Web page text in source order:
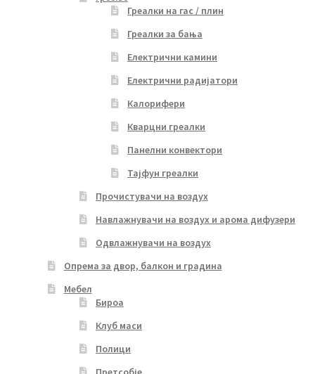
Греалки на гас / плин
Греалки за бања
Електрични камини
Електрични радијатори
Калорифери
Кварцни греалки
Панелни конвектори
Тајфун греалки
Прочистувачи на воздух
Навлажнувачи на воздух и арома дифузери
Одвлажнувачи на воздух
Опрема за двор, балкон и градина
Мебел
Бироа
Клуб маси
Полици